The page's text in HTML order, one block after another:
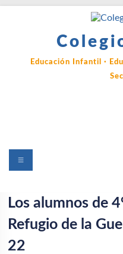
Educación Infantil ·
Menú
Los alumnos de
Refugio de la
22